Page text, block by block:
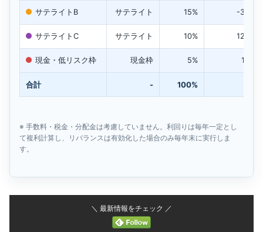
サテライトB サテライト 15% -3%
サテライトC サテライト 10% 12%
現金・低リスク枠 現金枠 5% 1%
合計 - 100%
※ 手数料・税金・分配金は考慮していません。利回りは毎年一定とし
て複利計算し、リバランスは有効化した場合のみ毎年末に実行しま
す。
＼ 最新情報をチェック ／